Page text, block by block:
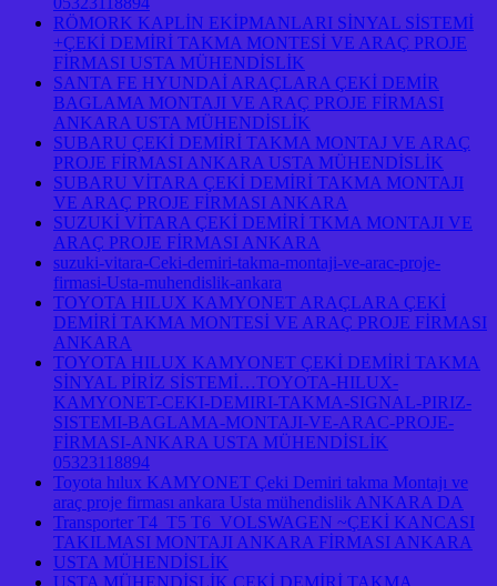
RÖMORK KAPLİN EKİPMANLARI SİNYAL SİSTEMİ
+ÇEKİ DEMİRİ TAKMA MONTESİ VE ARAÇ PROJE
FİRMASI USTA MÜHENDİSLİK
SANTA FE HYUNDAİ ARAÇLARA ÇEKİ DEMİR
BAGLAMA MONTAJI VE ARAÇ PROJE FİRMASI
ANKARA USTA MÜHENDİSLİK
SUBARU ÇEKİ DEMİRİ TAKMA MONTAJ VE ARAÇ
PROJE FİRMASI ANKARA USTA MÜHENDİSLİK
SUBARU VİTARA ÇEKİ DEMİRİ TAKMA MONTAJI
VE ARAÇ PROJE FİRMASI ANKARA
SUZUKİ VİTARA ÇEKİ DEMİRİ TKMA MONTAJI VE
ARAÇ PROJE FİRMASI ANKARA
suzuki-vitara-Ceki-demiri-takma-montaji-ve-arac-proje-
firmasi-Usta-muhendislik-ankara
TOYOTA HILUX KAMYONET ARAÇLARA ÇEKİ
DEMİRİ TAKMA MONTESİ VE ARAÇ PROJE FİRMASI
ANKARA
TOYOTA HILUX KAMYONET ÇEKİ DEMİRİ TAKMA
SİNYAL PİRİZ SİSTEMİ…TOYOTA-HILUX-
KAMYONET-CEKI-DEMIRI-TAKMA-SIGNAL-PIRIZ-
SISTEMI-BAGLAMA-MONTAJI-VE-ARAC-PROJE-
FİRMASI-ANKARA USTA MÜHENDİSLİK
05323118894
Toyota hılux KAMYONET Çeki Demiri takma Montajı ve
araç proje firması ankara Usta mühendislik ANKARA DA
Transporter T4 T5 T6 VOLSWAGEN ~ÇEKİ KANCASI
TAKILMASI MONTAJI ANKARA FİRMASI ANKARA
USTA MÜHENDİSLİK
USTA MÜHENDİSLİK ÇEKİ DEMİRİ TAKMA